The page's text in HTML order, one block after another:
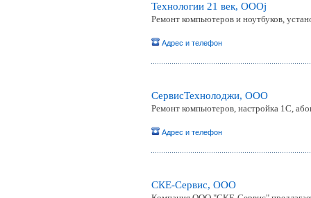
Технологии 21 век, ОООj
Ремонт компьютеров и ноутбуков,
Адрес и телефон
СервисТехнолоджи, ООО
Ремонт компьютеров, настройка 1С,
Адрес и телефон
СКЕ-Сервис, ООО